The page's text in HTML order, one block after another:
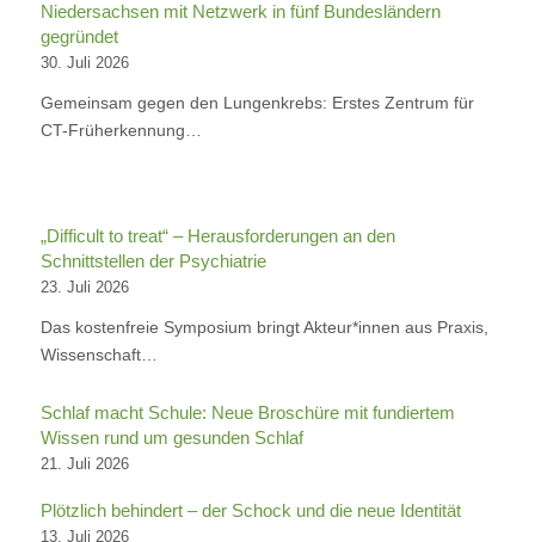
Niedersachsen mit Netzwerk in fünf Bundesländern
gegründet
30. Juli 2026
Gemeinsam gegen den Lungenkrebs: Erstes Zentrum für
CT-Früherkennung…
„Difficult to treat“ – Herausforderungen an den
Schnittstellen der Psychiatrie
23. Juli 2026
Das kostenfreie Symposium bringt Akteur*innen aus Praxis,
Wissenschaft…
Schlaf macht Schule: Neue Broschüre mit fundiertem
Wissen rund um gesunden Schlaf
21. Juli 2026
Plötzlich behindert – der Schock und die neue Identität
13. Juli 2026